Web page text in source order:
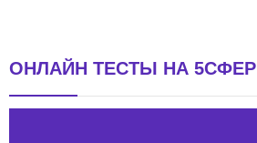
ОНЛАЙН ТЕСТЫ НА 5СФЕР